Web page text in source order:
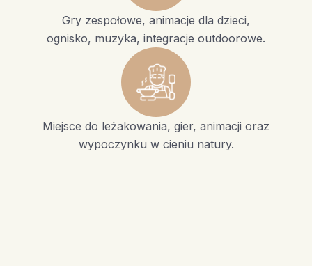
Gry zespołowe, animacje dla dzieci,
ognisko, muzyka, integracje outdoorowe.
Miejsce do leżakowania, gier, animacji oraz
wypoczynku w cieniu natury.